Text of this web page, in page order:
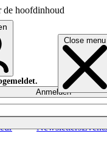
de hoofdinhoud
Close menu
NewslettersEvents
Anmelden